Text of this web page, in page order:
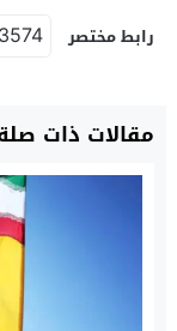
رابط مختصر
مقالات ذات